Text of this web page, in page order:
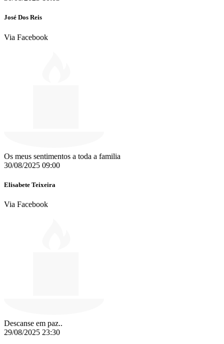
José Dos Reis
Via Facebook
Os meus sentimentos a toda a familia
30/08/2025 09:00
Elisabete Teixeira
Via Facebook
Descanse em paz..
29/08/2025 23:30